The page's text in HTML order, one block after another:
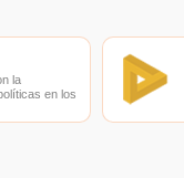
la
en los